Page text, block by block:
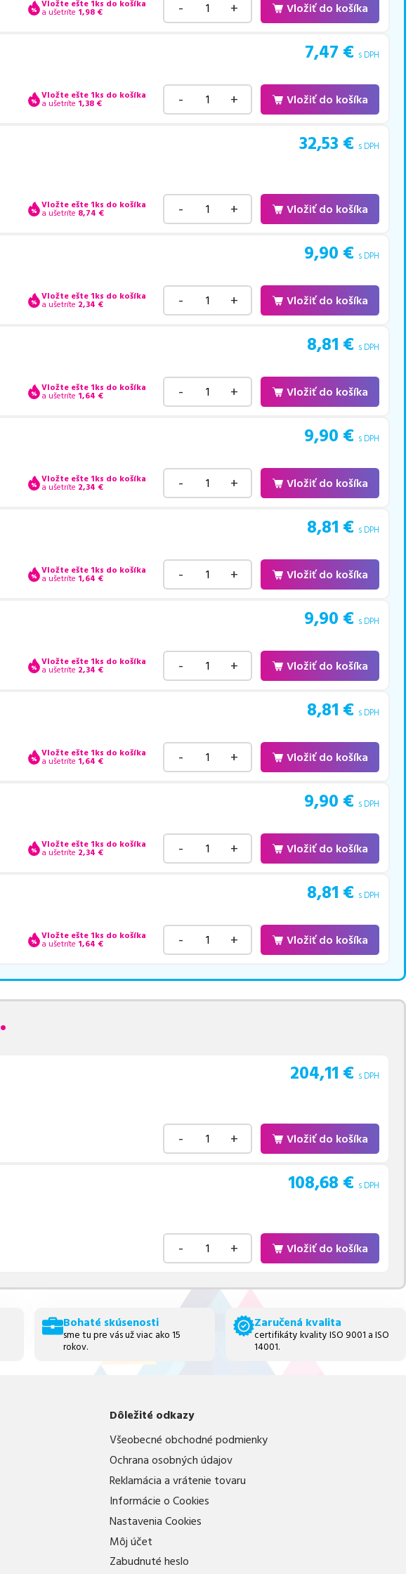
Vložte ešte 1ks do košíka
a ušetríte 1,98 € - + Vložiť do košíka
7,47 € s DPH
Vložte ešte 1ks do košíka
a ušetríte 1,38 € - + Vložiť do košíka
32,53 € s DPH
Vložte ešte 1ks do košíka
a ušetríte 8,74 € - + Vložiť do košíka
9,90 € s DPH
Vložte ešte 1ks do košíka
a ušetríte 2,34 € - + Vložiť do košíka
8,81 € s DPH
Vložte ešte 1ks do košíka
a ušetríte 1,64 € - + Vložiť do košíka
9,90 € s DPH
Vložte ešte 1ks do košíka
a ušetríte 2,34 € - + Vložiť do košíka
8,81 € s DPH
Vložte ešte 1ks do košíka
a ušetríte 1,64 € - + Vložiť do košíka
9,90 € s DPH
Vložte ešte 1ks do košíka
a ušetríte 2,34 € - + Vložiť do košíka
8,81 € s DPH
Vložte ešte 1ks do košíka
a ušetríte 1,64 € - + Vložiť do košíka
9,90 € s DPH
Vložte ešte 1ks do košíka
a ušetríte 2,34 € - + Vložiť do košíka
8,81 € s DPH
Vložte ešte 1ks do košíka
a ušetríte 1,64 € - + Vložiť do košíka
204,11 € s DPH
- + Vložiť do košíka
108,68 € s DPH
- + Vložiť do košíka
Bohaté skúsenosti
sme tu pre vás už viac ako 15
rokov.
Zaručená kvalita
certifikáty kvality ISO 9001 a ISO
14001.
Dôležité odkazy
Všeobecné obchodné podmienky
Ochrana osobných údajov
Reklamácia a vrátenie tovaru
Informácie o Cookies
Nastavenia Cookies
Môj účet
Zabudnuté heslo